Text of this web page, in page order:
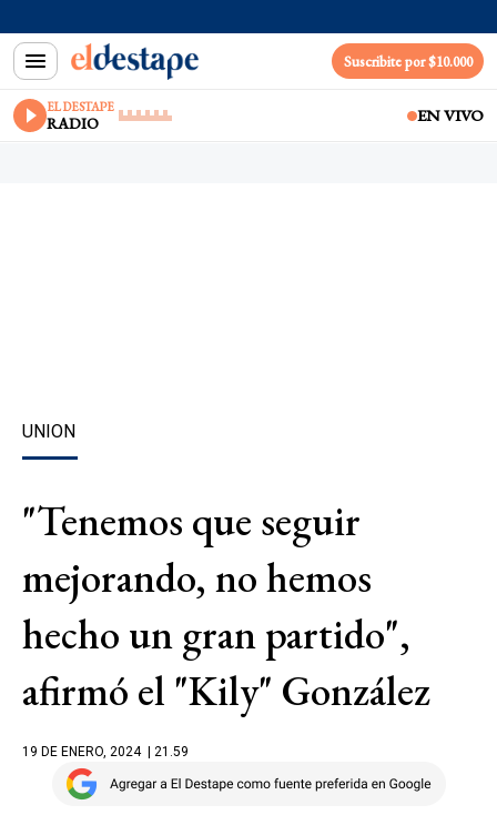
Suscribite por $10.000
EL DESTAPE
RADIO EN VIVO
UNION
"Tenemos que seguir
mejorando, no hemos
hecho un gran partido",
afirmó el "Kily" González
19 DE ENERO, 2024 | 21.59